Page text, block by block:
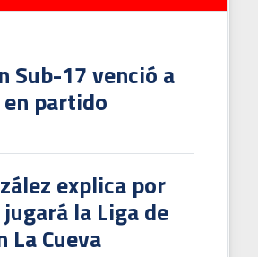
Sub-17 venció a
partido
explica por
la Liga de
La Cueva